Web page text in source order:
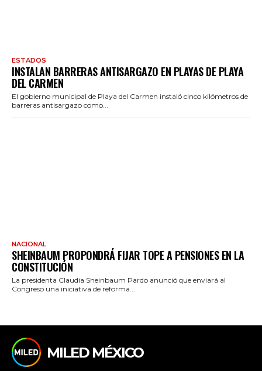
ESTADOS
INSTALAN BARRERAS ANTISARGAZO EN PLAYAS DE PLAYA
DEL CARMEN
El gobierno municipal de Playa del Carmen instaló cinco kilómetros de
barreras antisargazo como...
NACIONAL
SHEINBAUM PROPONDRÁ FIJAR TOPE A PENSIONES EN LA
CONSTITUCIÓN
La presidenta Claudia Sheinbaum Pardo anunció que enviará al
Congreso una iniciativa de reforma...
MILED MÉXICO